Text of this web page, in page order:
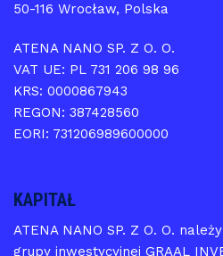
50-116 Wrocław, Polska
ATENA NANO SP. Z O. O.
VAT UE: PL 731 206 98 96
KRS: 0000867943
REGON: 387428560
EORI: 731206989600000
KAPITAŁ
ATENA NANO SP. Z O. O.
grupy inwestycyjnej GRAAL